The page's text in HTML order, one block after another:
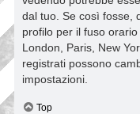
dal tuo. Se così fosse,
profilo per il fuso
London, Paris, New
registrati possono
impostazioni.
Top